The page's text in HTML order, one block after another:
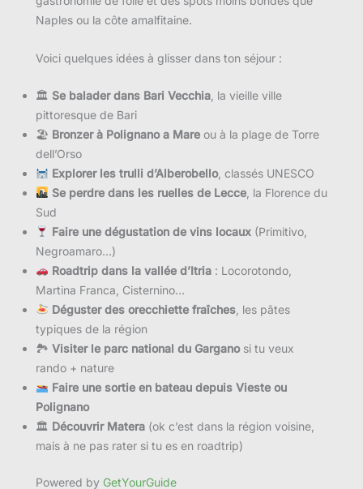
Naples ou la côte amalfitaine.
Voici quelques idées à glisser dans ton séjour :
🏛 Se balader dans Bari Vecchia , la vieille ville
pittoresque de Bari
🏖 Bronzer à Polignano a Mare ou à la plage de Torre
dell’Orso
Explorer les trulli d’Alberobello, classés UNESCO
Se perdre dans les ruelles de Lecce, la Florence du
Sud
Faire une dégustation de vins locaux(Primitivo,
Negroamaro…)
Roadtrip dans la vallée d’Itria: Locorotondo,
Martina Franca, Cisternino…
Déguster des orecchiette fraîches, les pâtes
typiques de la région
🏞 Visiter le parc national du Garganosi tu veux
rando + nature
Faire une sortie en bateau depuis Vieste ou
Polignano
🏛 Découvrir Matera (ok c’est dans la région voisine,
mais à ne pas rater si tu es en roadtrip)
Powered by GetYourGuide